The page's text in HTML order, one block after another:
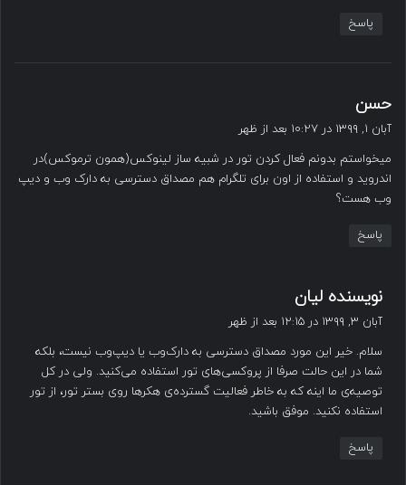
پاسخ
حسن
:
آبان ۱, ۱۳۹۹ در ۱۰:۲۷ بعد از ظهر
میخواستم بدونم فعال کردن تور در شبیه ساز لینوکس(همون ترموکس)در
اندروید و استفاده از اون برای تلگرام هم مصداق دسترسی به دارک وب و دیپ
وب هست؟
پاسخ
نویسنده لیان
ف
:
آبان ۳, ۱۳۹۹ در ۱۲:۱۵ بعد از ظهر
سلام. خیر این مورد مصداق دسترسی به دارک‌وب یا دیپ‌وب نیست، بلکه
شما در این حالت صرفا از پروکسی‌های تور استفاده می‌کنید. ولی در کل
توصیه‌ی ما اینه که به خاطر فعالیت گسترده‌ی هکرها روی بستر تور، از تور
استفاده نکنید. موفق باشید.
پاسخ